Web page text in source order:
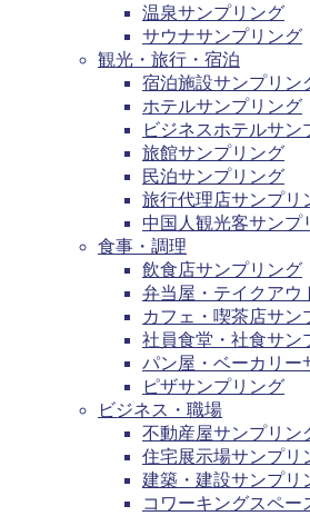
温泉サンプリング
サウナサンプリング
観光・旅行・宿泊
宿泊施設サンプリン
ホテルサンプリング
ビジネスホテルサン
旅館サンプリング
民泊サンプリング
旅行代理店サンプリ
中国人観光客サンプ
食事・調理
飲食店サンプリング
弁当屋・テイクアウ
カフェ・喫茶店サン
社員食堂・社食サン
パン屋・ベーカリー
ピザサンプリング
ビジネス・職場
不動産屋サンプリン
住宅展示場サンプリ
建築・建設サンプリ
コワーキングスペー